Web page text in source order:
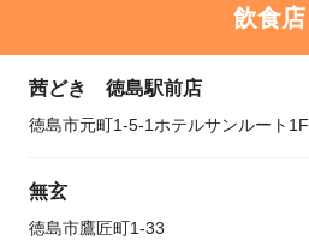
飲食店
茜どき 徳島駅前店
徳島市元町1-5-1ホテルサンルート1F
無玄
徳島市鷹匠町1-33